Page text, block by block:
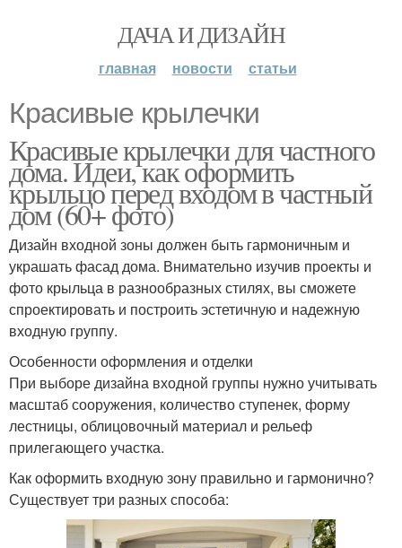
ДАЧА И ДИЗАЙН
главная новости статьи
Красивые крылечки
Красивые крылечки для частного
дома. Идеи, как оформить
крыльцо перед входом в частный
дом (60+ фото)
Дизайн входной зоны должен быть гармоничным и
украшать фасад дома. Внимательно изучив проекты и
фото крыльца в разнообразных стилях, вы сможете
спроектировать и построить эстетичную и надежную
входную группу.
Особенности оформления и отделки
При выборе дизайна входной группы нужно учитывать
масштаб сооружения, количество ступенек, форму
лестницы, облицовочный материал и рельеф
прилегающего участка.
Как оформить входную зону правильно и гармонично?
Существует три разных способа: